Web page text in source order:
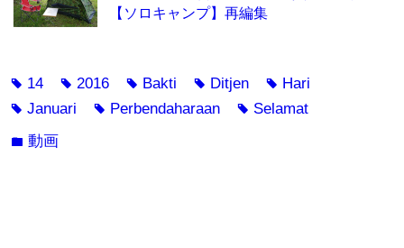
【ソロキャンプ】再編集
tag 14 tag 2016 tag Bakti tag Ditjen tag Hari
tagJanuari tag Perbendaharaan tag Selamat
folder動画